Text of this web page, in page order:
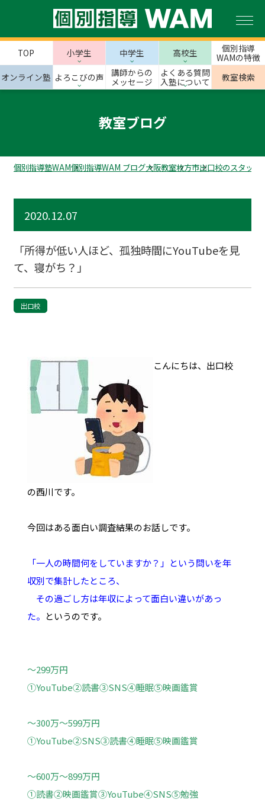
TOP 小学生 中学生 高校生
個別指導
WAMの特徴
オンライン塾 よろこびの声
講師からの
メッセージ
よくある質問
入塾について
教室検索
教室ブログ
個別指導塾WAM個別指導WAM ブログ大阪教室枚方市出口校のスタッフ
2020.12.07
「所得が低い人ほど、孤独時間にYouTubeを見
て、寝がち？」
出口校
こんにちは、出口校
の西川です。
今回はある面白い調査結果のお話しです。
「一人の時間何をしていますか？」という問いを年
収別で集計したところ、
その過ごし方は年収によって面白い違いがあっ
た。 というのです。
～299万円
①YouTube②読書③SNS④睡眠⑤映画鑑賞
～300万～599万円
①YouTube②SNS③読書④睡眠⑤映画鑑賞
～600万～899万円
①読書②映画鑑賞③YouTube④SNS⑤勉強